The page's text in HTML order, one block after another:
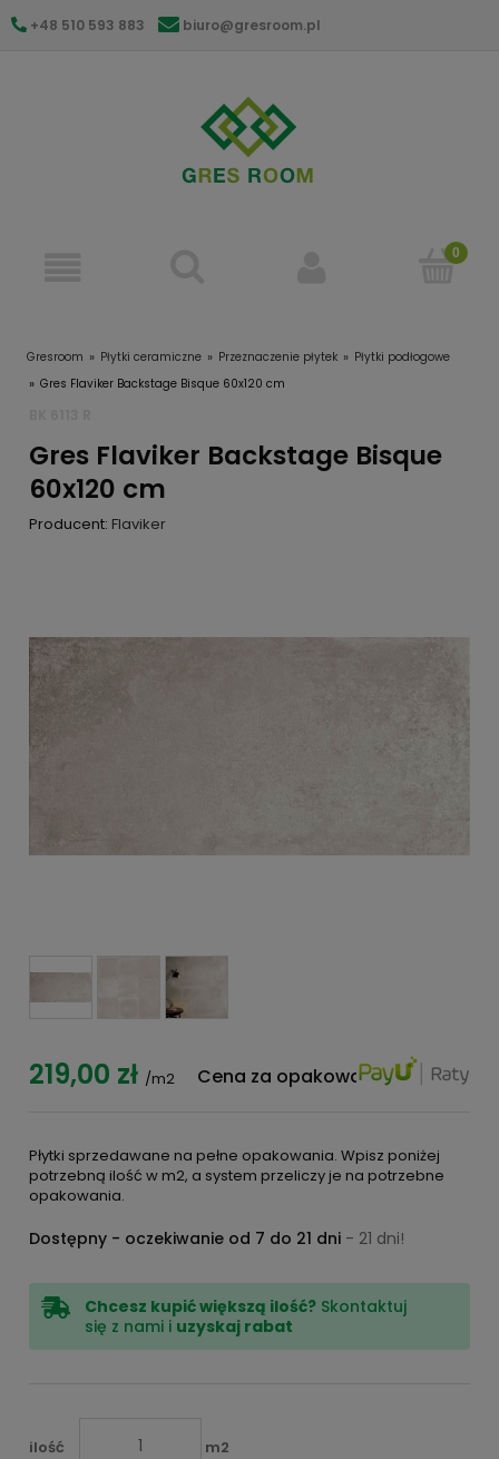
+48 510 593 883 biuro@gresroom.pl
Gresroom Płytki ceramiczne Przeznaczenie płytek
Płytki podłogowe
Gres Flaviker Backstage Bisque 60x120 cm
Gres Flaviker Backstage Bisque
60x120 cm
Producent: Flaviker
219,00 zł /m2 Cena za opakowanie:315,36 zł
Płytki sprzedawane na pełne opakowania. Wpisz poniżej
potrzebną ilość w m2, a system przeliczy je na potrzebne
opakowania.
Dostępny - oczekiwanie od 7 do 21 dni - 21 dni!
Chcesz kupić większą ilość? Skontaktuj
się z nami i uzyskaj rabat
ilość m2